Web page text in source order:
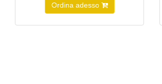
Ordina adesso